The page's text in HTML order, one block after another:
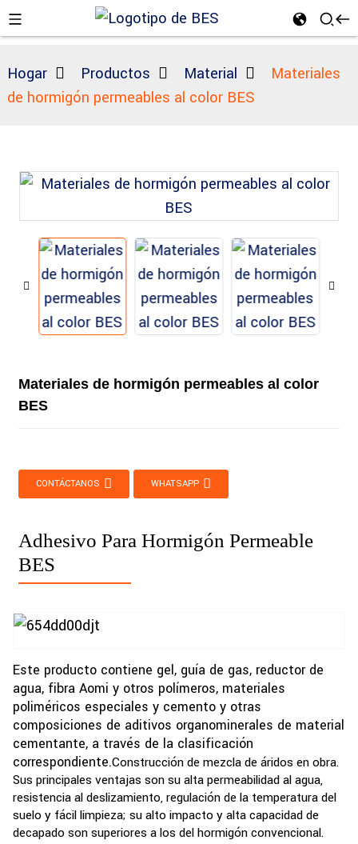
Hogar Productos Material
Materiales
de hormigón permeables al color BES
Materiales de hormigón permeables al color
BES
CONTÁCTANOS WHATSAPP
Adhesivo Para Hormigón Permeable
BES
Este producto contiene gel, guía de gas, reductor de
agua, fibra Aomi y otros polímeros, materiales
poliméricos especiales y cemento y otras
composiciones de aditivos organominerales de material
cementante, a través de la clasificación
correspondiente.Construcción de mezcla de áridos en obra.
Sus principales ventajas son su alta permeabilidad al agua,
resistencia al deslizamiento, regulación de la temperatura del
suelo y fácil limpieza; su alto impacto y alta capacidad de
decapado son superiores a los del hormigón convencional.